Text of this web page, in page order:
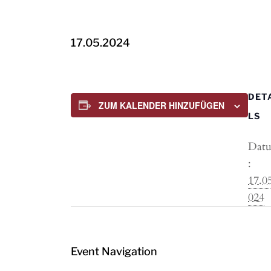
17.05.2024
ZUM KALENDER HINZUFÜGEN
LS
:
024
Event Navigation